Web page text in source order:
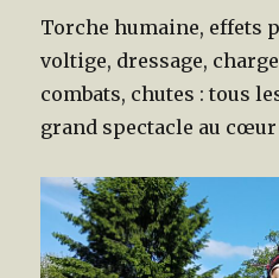
Torche humaine, effets
voltige, dressage,
combats, chutes : tous
grand spectacle au